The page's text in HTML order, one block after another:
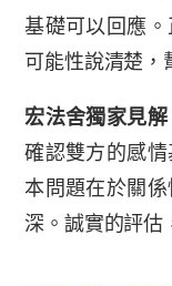
基礎可以回應
可能性說清楚，
宏法舍獨家見解
確認雙方的感
本問題在於關
深。誠實的評估